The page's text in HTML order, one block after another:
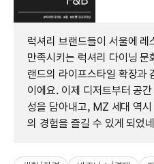
럭셔리 브랜드들이 서울에
만족시키는 럭셔리 다이닝
랜드의 라이프스타일 확장과
이에요. 이제 디저트부터 공
성을 담아내고, MZ 세대 역
의 경험을 즐길 수 있게 되었